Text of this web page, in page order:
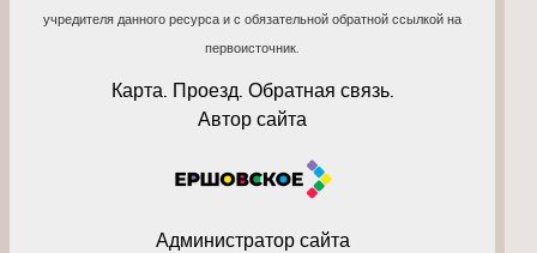
учредителя данного ресурса и с обязательной обратной ссылкой на
первоисточник.
Карта. Проезд. Обратная связь.
Автор сайта
Администратор сайта